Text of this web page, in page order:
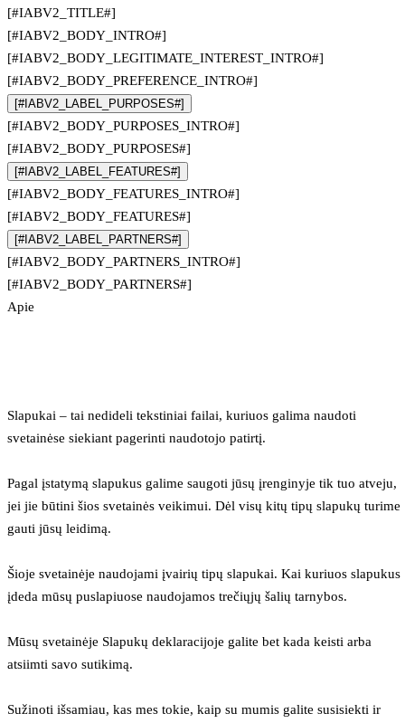
[#IABV2_TITLE#]
[#IABV2_BODY_INTRO#]
[#IABV2_BODY_LEGITIMATE_INTEREST_INTRO#]
[#IABV2_BODY_PREFERENCE_INTRO#]
[#IABV2_LABEL_PURPOSES#]
[#IABV2_BODY_PURPOSES_INTRO#]
[#IABV2_BODY_PURPOSES#]
[#IABV2_LABEL_FEATURES#]
[#IABV2_BODY_FEATURES_INTRO#]
[#IABV2_BODY_FEATURES#]
[#IABV2_LABEL_PARTNERS#]
[#IABV2_BODY_PARTNERS_INTRO#]
[#IABV2_BODY_PARTNERS#]
Apie
Slapukai – tai nedideli tekstiniai failai, kuriuos galima naudoti
svetainėse siekiant pagerinti naudotojo patirtį.
Pagal įstatymą slapukus galime saugoti jūsų įrenginyje tik tuo atveju,
jei jie būtini šios svetainės veikimui. Dėl visų kitų tipų slapukų turime
gauti jūsų leidimą.
Šioje svetainėje naudojami įvairių tipų slapukai. Kai kuriuos slapukus
įdeda mūsų puslapiuose naudojamos trečiųjų šalių tarnybos.
Mūsų svetainėje Slapukų deklaracijoje galite bet kada keisti arba
atsiimti savo sutikimą.
Sužinoti išsamiau, kas mes tokie, kaip su mumis galite susisiekti ir